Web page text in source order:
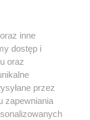
inne
dostęp i
oraz
przez
zapewniania